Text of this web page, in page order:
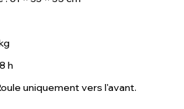
h
uniquement vers l'avant.